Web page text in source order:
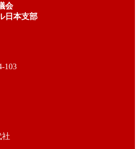
会
日本支部
103
社